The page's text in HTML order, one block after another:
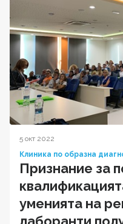
5 окт 2022
Клиника по образна
Признание за
уменията на